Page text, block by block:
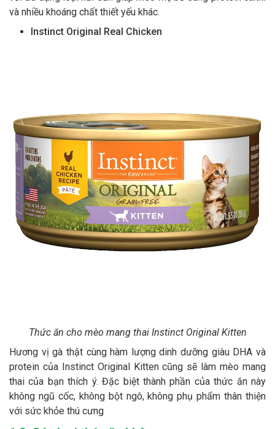
và nhiều khoáng chất thiết yếu khác.
Instinct Original Real Chicken
Thức ăn cho mèo mang thai Instinct Original Kitten
Hương vị gà thật cùng hàm lượng dinh dưỡng giàu DHA và
protein của Instinct Original Kitten cũng sẽ làm mèo mang
thai của bạn thích ý. Đặc biệt thành phần của thức ăn này
không ngũ cốc, không bột ngô, không phụ phẩm thân thiện
với sức khỏe thú cưng